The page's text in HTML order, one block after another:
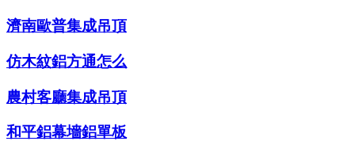
濟南歐普集成吊頂
仿木紋鋁方通怎么
農村客廳集成吊頂
和平鋁幕墻鋁單板